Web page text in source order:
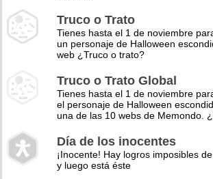
Truco o Trato
Tienes hasta el 1 de noviembre
un personaje de Halloween
web ¿Truco o trato?
Truco o Trato Global
Tienes hasta el 1 de noviembre
el personaje de Halloween
una de las 10 webs de Memondo.
Día de los inocentes
¡Inocente! Hay logros imposibles
y luego está éste